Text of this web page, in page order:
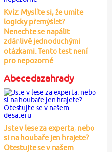
Kvíz: Myslíte si, že umíte
logicky přemýšlet?
Nenechte se napálit
zdánlivě jednoduchými
otázkami. Tento test není
pro nepozorné
Abecedazahrady
Jste v lese za experta, nebo
si na houbaře jen hrajete?
Otestujte se v našem